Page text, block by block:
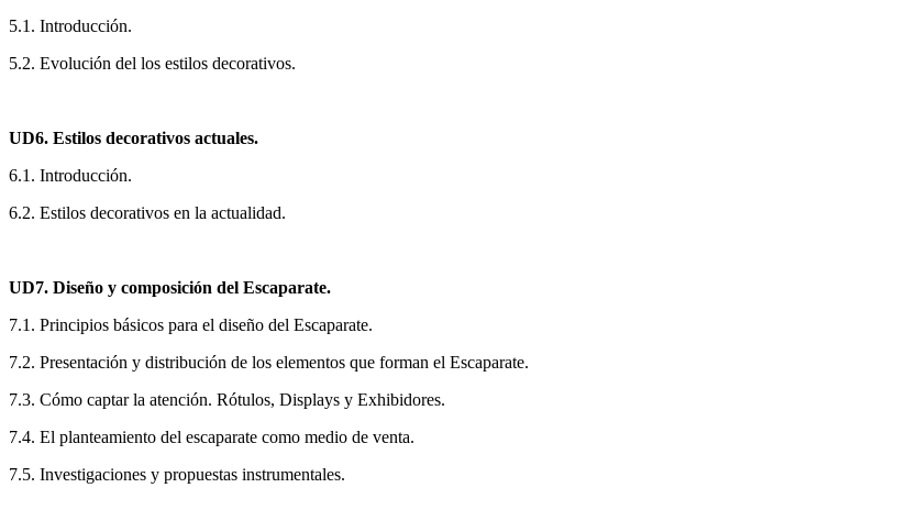
5.1. Introducción.
5.2. Evolución del los estilos decorativos.
UD6. Estilos decorativos actuales.
6.1. Introducción.
6.2. Estilos decorativos en la actualidad.
UD7. Diseño y composición del Escaparate.
7.1. Principios básicos para el diseño del Escaparate.
7.2. Presentación y distribución de los elementos que forman el Escaparate.
7.3. Cómo captar la atención. Rótulos, Displays y Exhibidores.
7.4. El planteamiento del escaparate como medio de venta.
7.5. Investigaciones y propuestas instrumentales.